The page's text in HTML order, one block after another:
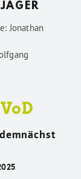
Jonathan
demnächst